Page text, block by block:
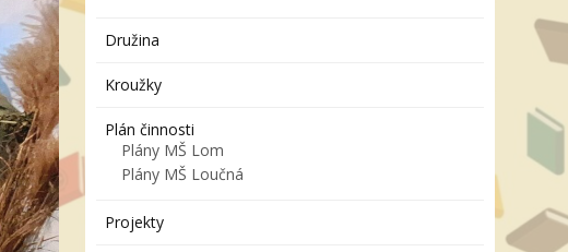
Družina
Kroužky
Plán činnosti
Plány MŠ Lom
Plány MŠ Loučná
Projekty